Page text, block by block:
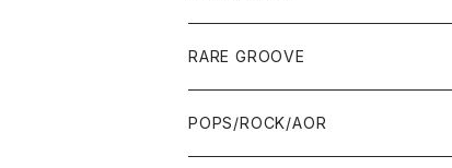
JAPAN ONLY RELEASE/REMIX
CD ALBUM
80'S
80'S
60'S/70'S
80'S
70'S
80'S
12"/7"
70'S
JAZZ
FUSION
RARE GROOVE
POPS/ROCK/AOR